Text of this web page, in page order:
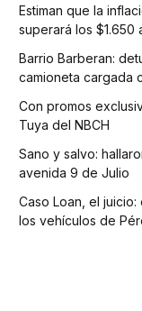
Estiman que la
superará los $1.650
Barrio Barberan:
camioneta cargada
Con promos
Tuya del NBCH
Sano y salvo:
avenida 9 de Julio
Caso Loan, el
los vehículos de